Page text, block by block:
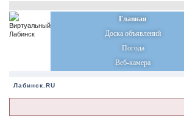
Главная
Доска объявлений
Погода
Веб-камера
Лабинск.RU